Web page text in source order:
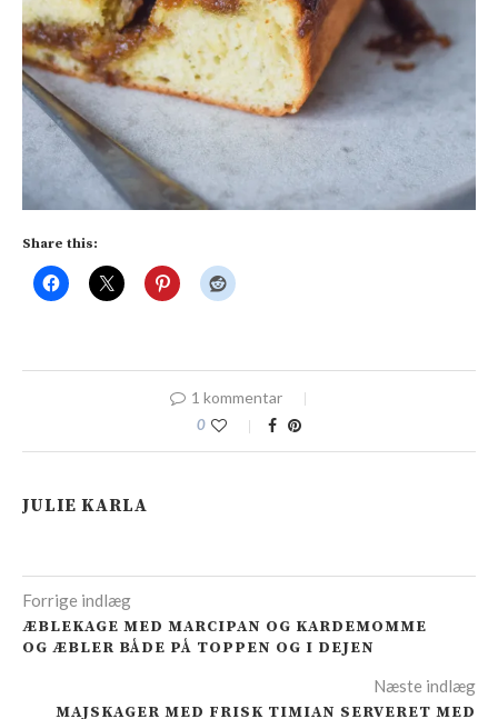
Share this:
1 kommentar
0
JULIE KARLA
Forrige indlæg
ÆBLEKAGE MED MARCIPAN OG KARDEMOMME
OG ÆBLER BÅDE PÅ TOPPEN OG I DEJEN
Næste indlæg
MAJSKAGER MED FRISK TIMIAN SERVERET MED